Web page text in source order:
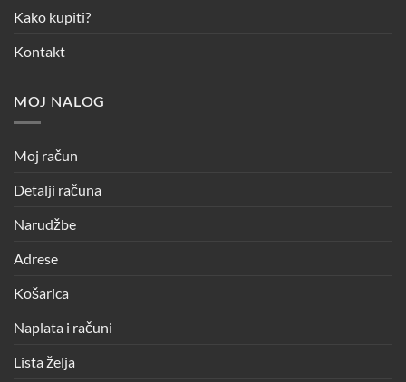
Kako kupiti?
Kontakt
MOJ NALOG
Moj račun
Detalji računa
Narudžbe
Adrese
Košarica
Naplata i računi
Lista želja